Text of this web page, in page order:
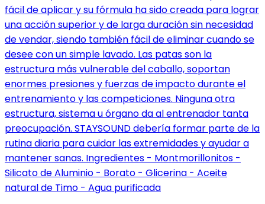
fácil de aplicar y su fórmula ha sido creada para lograr
una acción superior y de larga duración sin necesidad
de vendar, siendo también fácil de eliminar cuando se
desee con un simple lavado. Las patas son la
estructura más vulnerable del caballo, soportan
enormes presiones y fuerzas de impacto durante el
entrenamiento y las competiciones. Ninguna otra
estructura, sistema u órgano da al entrenador tanta
preocupación. STAYSOUND debería formar parte de la
rutina diaria para cuidar las extremidades y ayudar a
mantener sanas. Ingredientes - Montmorillonitos -
Silicato de Aluminio - Borato - Glicerina - Aceite
natural de Timo - Agua purificada